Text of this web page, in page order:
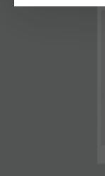
額装 額装は付属し
ビスを提供してい
の発送はできませ
発送 各ファインア
製作されます。発送